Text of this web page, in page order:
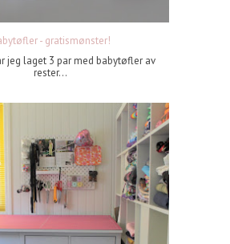
- gratismønster!
jeg laget 3 par med babytøfler av
rester...